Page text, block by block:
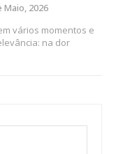
Maio, 2026
vários momentos e
na dor